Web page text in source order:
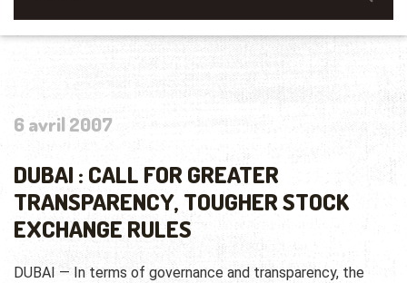
6 avril 2007
DUBAI : CALL FOR GREATER
TRANSPARENCY, TOUGHER STOCK
EXCHANGE RULES
DUBAI — In terms of governance and transparency, the